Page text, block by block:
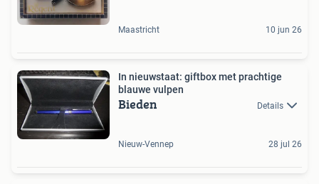
Maastricht 10 jun 26
In nieuwstaat: giftbox met prachtige
blauwe vulpen
Bieden Details
Nieuw-Vennep 28 jul 26